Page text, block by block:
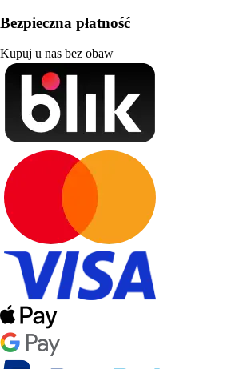
Bezpieczna płatność
Kupuj u nas bez obaw